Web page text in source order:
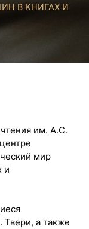
В КНИГАХ И
им. А.С.
мир
и
Твери, а также